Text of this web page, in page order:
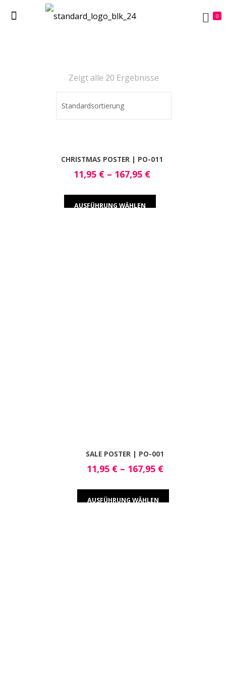
0
Zeigt alle 20 Ergebnisse
CHRISTMAS POSTER | PO-011
11,95 €– 167,95 €
AUSFÜHRUNG WÄHLEN
SALE POSTER | PO-001
11,95 €– 167,95 €
AUSFÜHRUNG WÄHLEN